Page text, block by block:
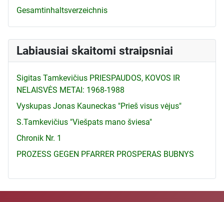
Gesamtinhaltsverzeichnis
Labiausiai skaitomi straipsniai
Sigitas Tamkevičius PRIESPAUDOS, KOVOS IR
NELAISVĖS METAI: 1968-1988
Vyskupas Jonas Kauneckas "Prieš visus vėjus"
S.Tamkevičius "Viešpats mano šviesa"
Chronik Nr. 1
PROZESS GEGEN PFARRER PROSPERAS BUBNYS